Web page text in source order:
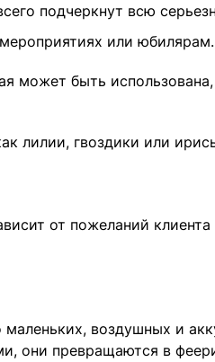
подчеркнут всю
или юбилярам.
может быть
лилии, гвоздики или
от пожеланий
воздушных и
они превращаются в